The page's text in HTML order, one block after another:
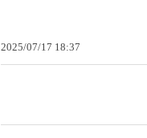
2025/07/17 18:37